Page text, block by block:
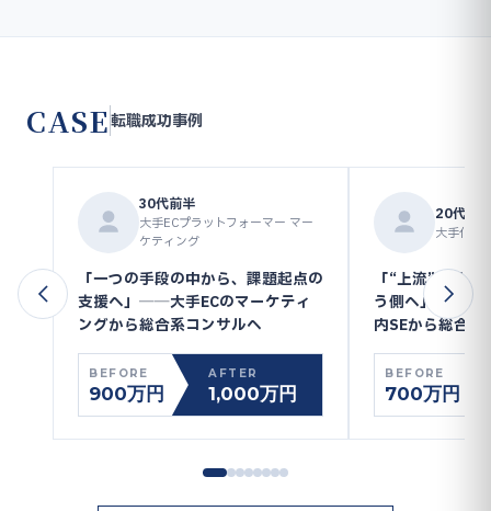
CASE転職成功事例
30代前半
大手ECプラットフォーマー マー
ケティング
「一つの手段の中から、課題起点の
支援へ」──大手ECのマーケティ
ングから総合系コンサルへ
BEFORE
900万円
AFTER
1,000万円
20代後半
大手化学
「“上流”を外
う側へ」──大
内SEから総合系
BEFORE
700万円